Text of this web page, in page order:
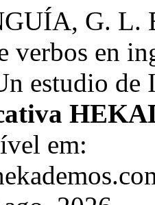
G. L.
verbos en
estudio de
em: